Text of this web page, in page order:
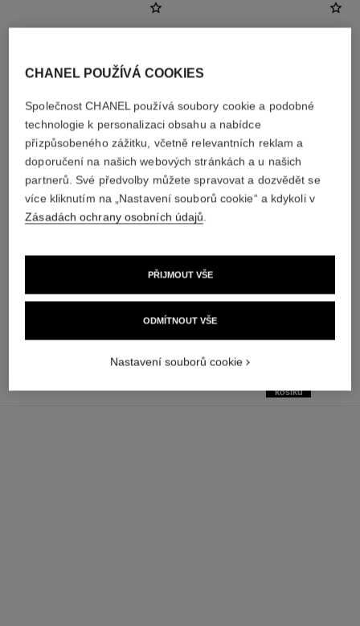
Sypký Pudr s Přirozeným
Ref. 132212
Přidat do košíku
s Přizpůsobitelným Krytím
Ref. 185872
czk 1,550
košíku
CHANEL POUŽÍVÁ COOKIES
Společnost CHANEL používá soubory cookie a podobné
technologie k personalizaci obsahu a nabídce
přizpůsobeného zážitku, včetně relevantních reklam a
doporučení na našich webových stránkách a u našich
partnerů. Své předvolby můžete spravovat a dozvědět se
více kliknutím na „Nastavení souborů cookie“ a kdykoli v
Zásadách ochrany osobních údajů.
ODMÍTNOUT VŠE
PŘIJMOUT VŠE
Nastavení souborů cookie